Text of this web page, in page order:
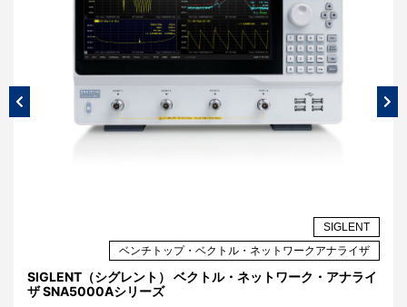
SIGLENT
ベンチトップ・ベクトル・ネットワークアナライザ
SIGLENT（シグレント） ベクトル・ネットワーク・アナライ
ザ SNA5000Aシリーズ